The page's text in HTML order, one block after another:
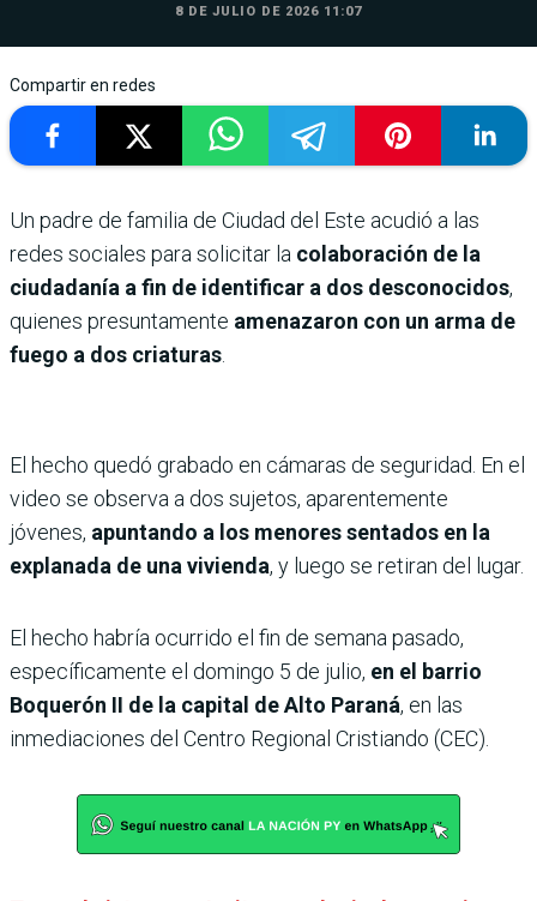
8 DE JULIO DE 2026 11:07
Compartir en redes
Un padre de familia de Ciudad del Este acudió a las
redes sociales para solicitar la colaboración de la
ciudadanía a fin de identificar a dos desconocidos,
quienes presuntamente amenazaron con un arma de
fuego a dos criaturas
El hecho quedó grabado en cámaras de seguridad. En el
video se observa a dos sujetos, aparentemente
jóvenes, apuntando a los menores sentados en la
explanada de una vivienda, y luego se retiran del lugar.
El hecho habría ocurrido el fin de semana pasado,
específicamente el domingo 5 de julio, en el barrio
Boquerón II de la capital de Alto Paraná, en las
inmediaciones del Centro Regional Cristiando (CEC).